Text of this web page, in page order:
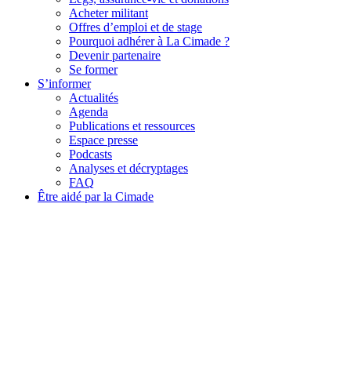
Acheter militant
Offres d’emploi et de stage
Pourquoi adhérer à La Cimade ?
Devenir partenaire
Se former
S’informer
Actualités
Agenda
Publications et ressources
Espace presse
Podcasts
Analyses et décryptages
FAQ
Être aidé par la Cimade